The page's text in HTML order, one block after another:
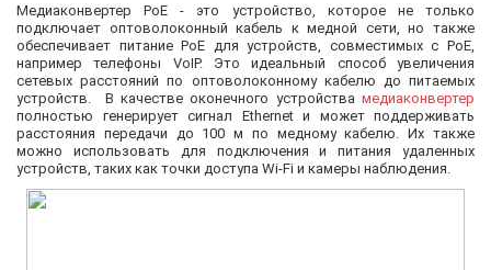
Медиаконвертер PoE - это устройство, которое не только
подключает оптоволоконный кабель к медной сети, но также
обеспечивает питание PoE для устройств, совместимых с PoE,
например телефоны VoIP. Это идеальный способ увеличения
сетевых расстояний по оптоволоконному кабелю до питаемых
устройств. В качестве оконечного устройства медиаконвертер
полностью генерирует сигнал Ethernet и может поддерживать
расстояния передачи до 100 м по медному кабелю. Их также
можно использовать для подключения и питания удаленных
устройств, таких как точки доступа Wi-Fi и камеры наблюдения.